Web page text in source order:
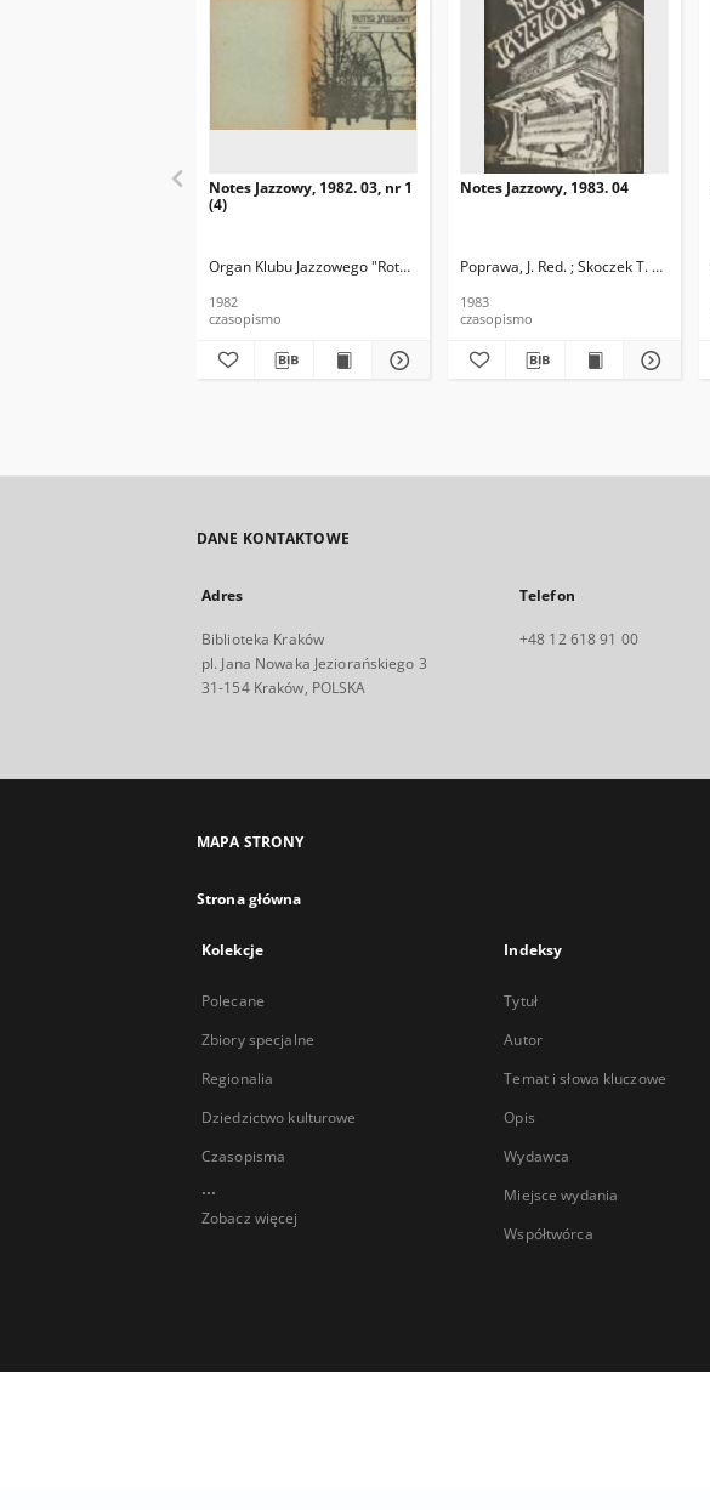
Notes Jazzowy, 1982. 03, nr 1
(4)
Organ Klubu Jazzowego "Rotunda" Skoczek, T. Red.
1982
czasopismo
Notes Jazzowy, 1983. 04
Poprawa, J. Red. ; Skoczek T. Red.
1983
czasopismo
DANE KONTAKTOWE
Adres
Biblioteka Kraków
pl. Jana Nowaka Jeziorańskiego 3
31-154 Kraków, POLSKA
Telefon
+48 12 618 91 00
MAPA STRONY
Strona główna
Kolekcje
Polecane
Zbiory specjalne
Regionalia
Dziedzictwo kulturowe
Czasopisma
...
Zobacz więcej
Indeksy
Tytuł
Autor
Temat i słowa kluczowe
Opis
Wydawca
Miejsce wydania
Współtwórca